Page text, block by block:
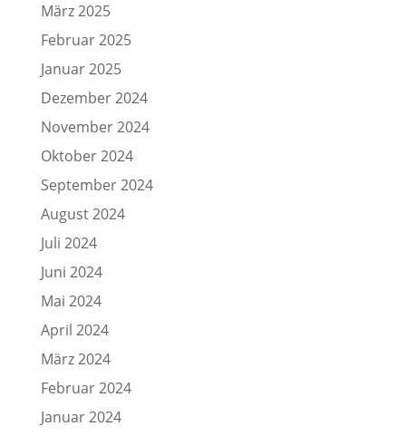
März 2025
Februar 2025
Januar 2025
Dezember 2024
November 2024
Oktober 2024
September 2024
August 2024
Juli 2024
Juni 2024
Mai 2024
April 2024
März 2024
Februar 2024
Januar 2024